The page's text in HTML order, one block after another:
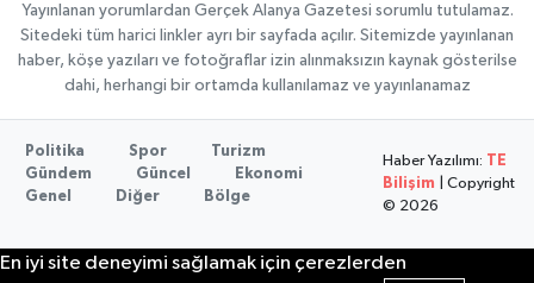
Yayınlanan yorumlardan Gerçek Alanya Gazetesi sorumlu tutulamaz.
Sitedeki tüm harici linkler ayrı bir sayfada açılır. Sitemizde yayınlanan
haber, köşe yazıları ve fotoğraflar izin alınmaksızın kaynak gösterilse
dahi, herhangi bir ortamda kullanılamaz ve yayınlanamaz
Politika Spor
Turizm
Gündem
Güncel
Ekonomi
Genel
Diğer Bölge
Haber Yazılımı:
TE
Bilişim | Copyright
© 2026
En iyi site deneyimi sağlamak için çerezlerden